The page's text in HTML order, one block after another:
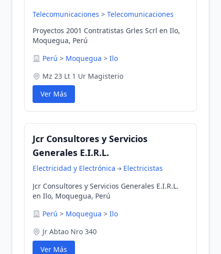
Telecomunicaciones > Telecomunicaciones
Proyectos 2001 Contratistas Grles Scrl en Ilo,
Moquegua, Perú
Perú > Moquegua > Ilo
Mz 23 Lt 1 Ur Magisterio
Ver Más
Jcr Consultores y Servicios
Generales E.I.R.L.
Electricidad y Electrónica
Electricistas
Jcr Consultores y Servicios Generales E.I.R.L.
en Ilo, Moquegua, Perú
Perú > Moquegua > Ilo
Jr Abtao Nro 340
Ver Más